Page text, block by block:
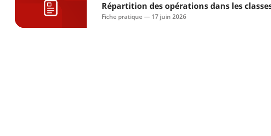
Répartition des opérations dans les
Fiche pratique — 17 juin 2026